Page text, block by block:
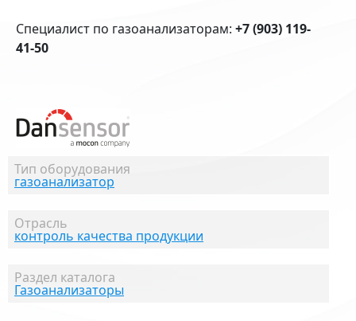
Тип оборудования
газоанализатор
Отрасль
контроль качества продукции
Раздел каталога
Газоанализаторы
Специалист по газоанализаторам: +7 (903) 119-
41-50